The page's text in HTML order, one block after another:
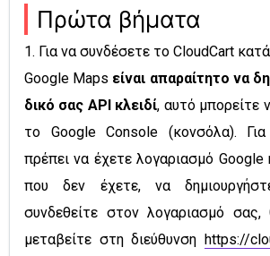
Πρώτα βήματα
1. Για να συνδέσετε το CloudCart
Google Maps είναι απαραίτητο να
δικό σας API κλειδί, αυτό μπορείτε
το Google Console (κονσόλα). Για
πρέπει να έχετε λογαριασμό
που δεν έχετε, να
συνδεθείτε στον λογαριασμό
μεταβείτε στη διεύθυνση https://